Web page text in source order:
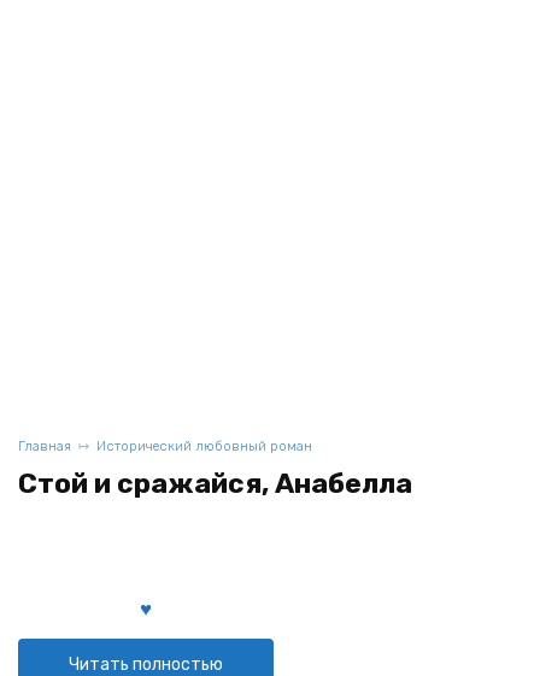
Главная Исторический любовный роман
Стой и сражайся, Анабелла
Читать полностью